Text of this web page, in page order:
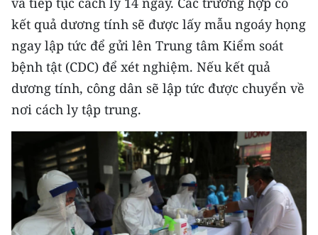
kết quả dương tính sẽ được lấy mẫu ngoáy họng
ngay lập tức để gửi lên Trung tâm Kiểm soát
bệnh tật (CDC) để xét nghiệm. Nếu kết quả
dương tính, công dân sẽ lập tức được chuyển về
nơi cách ly tập trung.